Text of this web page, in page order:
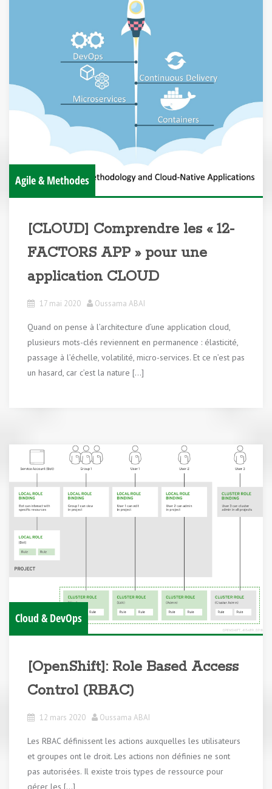
Agile & Methodes
[CLOUD] Comprendre les « 12-
FACTORS APP » pour une
application CLOUD
17 mai 2020 Oussama ABAI
Quand on pense à l’architecture d’une application cloud,
plusieurs mots-clés reviennent en permanence : élasticité,
passage à l’échelle, volatilité, micro-services. Et ce n’est pas
un hasard, car c’est la nature […]
Cloud & DevOps
[OpenShift]: Role Based Access
Control (RBAC)
12 mars 2020 Oussama ABAI
Les RBAC définissent les actions auxquelles les utilisateurs
et groupes ont le droit. Les actions non définies ne sont
pas autorisées. Il existe trois types de ressource pour